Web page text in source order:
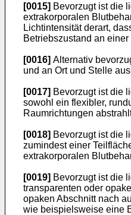
[0015] Bevorzugt ist die
extrakorporalen
Lichtintensität derart,
Betriebszustand an
[0016] Alternativ
und an Ort und Stelle
[0017] Bevorzugt ist die
sowohl ein flexibler,
Raumrichtungen
[0018] Bevorzugt ist die
zumindest einer
extrakorporalen
[0019] Bevorzugt ist die
transparenten oder
opaken Abschnitt nach
wie beispielsweise eine